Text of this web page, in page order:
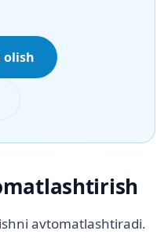
olish
avtomatlashtiradi.